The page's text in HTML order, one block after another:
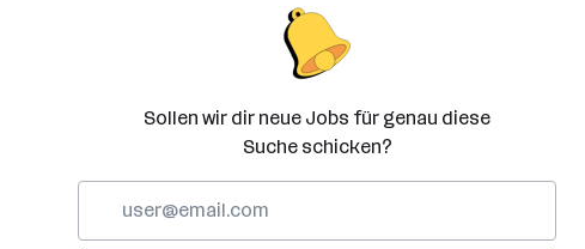
Sollen wir dir neue Jobs für genau diese
Suche schicken?